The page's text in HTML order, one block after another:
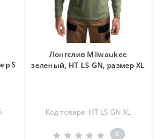
S
Лонгслив Milwaukee
зеленый, HT LS GN, размер XL
Код товара: HT LS GN XL
0